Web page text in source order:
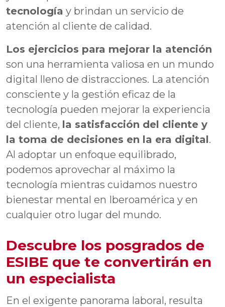
tecnología y brindan un servicio de
atención al cliente de calidad.
Los ejercicios para mejorar la atención
son una herramienta valiosa en un mundo
digital lleno de distracciones. La atención
consciente y la gestión eficaz de la
tecnología pueden mejorar la experiencia
del cliente, la satisfacción del cliente y
la toma de decisiones en la era digital.
Al adoptar un enfoque equilibrado,
podemos aprovechar al máximo la
tecnología mientras cuidamos nuestro
bienestar mental en Iberoamérica y en
cualquier otro lugar del mundo.
Descubre los posgrados de
ESIBE que te convertirán en
un especialista
En el exigente panorama laboral, resulta